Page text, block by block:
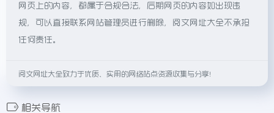
网页上的内容，都属于合规合法，后期网页的内容如出现违
规，可以直接联系网站管理员进行删除，阅文网址大全不承担
任何责任。
阅文网址大全致力于优质、实用的网络站点资源收集与分享！
相关导航